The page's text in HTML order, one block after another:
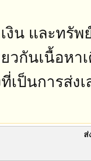
งิน และทรั
วกันเนื้อหา
เป็นการส่ง
ส่